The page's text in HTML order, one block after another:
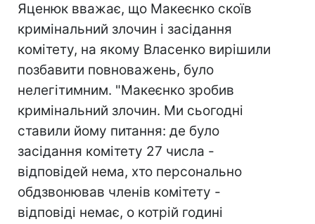
Яценюк вважає, що Макеєнко скоїв
кримінальний злочин і засідання
комітету, на якому Власенко вирішили
позбавити повноважень, було
нелегітимним. "Макеєнко зробив
кримінальний злочин. Ми сьогодні
ставили йому питання: де було
засідання комітету 27 числа -
відповідей нема, хто персонально
обдзвонював членів комітету -
відповіді немає, о котрій годині